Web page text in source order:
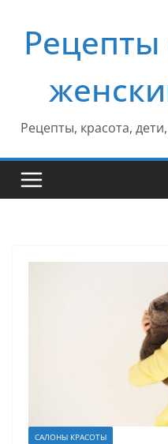
содержимому
Рецепты, красота,
САЛОНЫ КРАСОТЫ